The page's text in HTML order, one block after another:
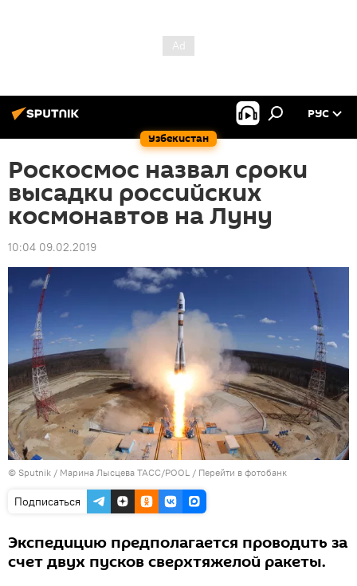
Узбекистан
РУС
Роскосмос назвал сроки
высадки российских
космонавтов на Луну
10:04 09.02.2019
© Sputnik / Марина Лысцева ТАСС/POOL / Перейти в фотобанк
Подписаться
Экспедицию предполагается проводить за
счет двух пусков сверхтяжелой ракеты.